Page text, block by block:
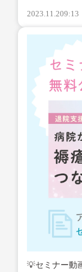
2023.11.209:13
💡セミナー動